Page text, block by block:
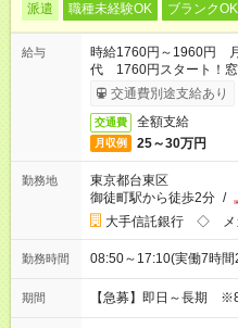
派遣 職種未経験OK ブランクOK
給与
時給1760円～1960円
代 1760円スタート！窓
UP◎交通費別途支給あり
交通費 全額支給
月収例 25～30万円
勤務地
東京都台東区
御徒町駅から徒歩2分 /
大手信託銀行 ◇ メ
勤務時間 08:50～17:10(実働7時
期間 【急募】即日～長期